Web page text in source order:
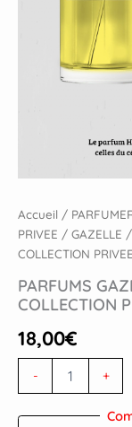
Accueil /
PRIVEE / GAZELLE /
COLLECTION
PARFUMS
COLLECTION
18,00€
- +